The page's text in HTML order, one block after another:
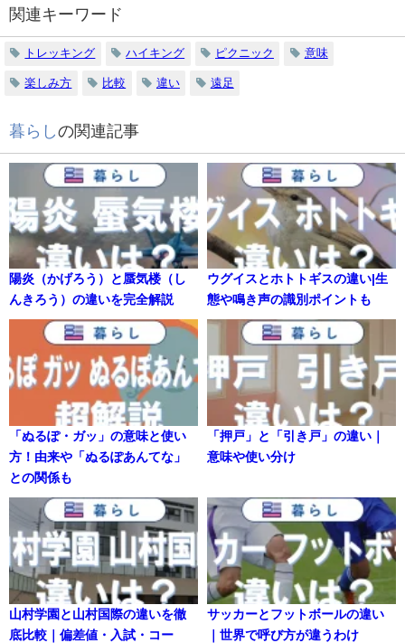
関連キーワード
トレッキング ハイキング ピクニック 意味
楽しみ方 比較 違い 遠足
暮らしの関連記事
陽炎（かげろう）と蜃気楼（し
んきろう）の違いを完全解説
ウグイスとホトトギスの違い|生
態や鳴き声の識別ポイントも
「ぬるぽ・ガッ」の意味と使い
方！由来や「ぬるぽあんてな」
との関係も
「押戸」と「引き戸」の違い｜
意味や使い分け
山村学園と山村国際の違いを徹
底比較｜偏差値・入試・コー
サッカーとフットボールの違い
｜世界で呼び方が違うわけ